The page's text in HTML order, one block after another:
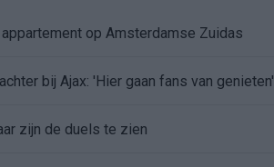
op Amsterdamse Zuidas
bij Ajax: 'Hier gaan fans van genieten'
zijn de duels te zien